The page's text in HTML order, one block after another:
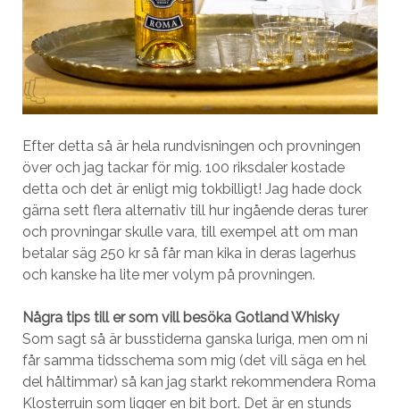
Efter detta så är hela rundvisningen och provningen
över och jag tackar för mig. 100 riksdaler kostade
detta och det är enligt mig tokbilligt! Jag hade dock
gärna sett flera alternativ till hur ingående deras turer
och provningar skulle vara, till exempel att om man
betalar säg 250 kr så får man kika in deras lagerhus
och kanske ha lite mer volym på provningen.
Några tips till er som vill besöka Gotland Whisky
Som sagt så är busstiderna ganska luriga, men om ni
får samma tidsschema som mig (det vill säga en hel
del håltimmar) så kan jag starkt rekommendera Roma
Klosterruin som ligger en bit bort. Det är en stunds